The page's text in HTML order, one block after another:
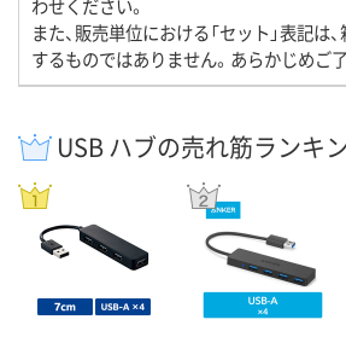
わせください。
また、販売単位における「セット」表記は
するものではありません。あらかじめご
USB ハブの売れ筋ランキ